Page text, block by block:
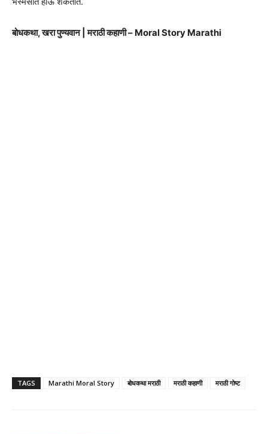
बोधकथा, खरा पुण्यवान | मराठी कहाणी – Moral Story Marathi
TAGS Marathi Moral Story बोधकथा मराठी मराठी कहाणी मराठी गोष्ट